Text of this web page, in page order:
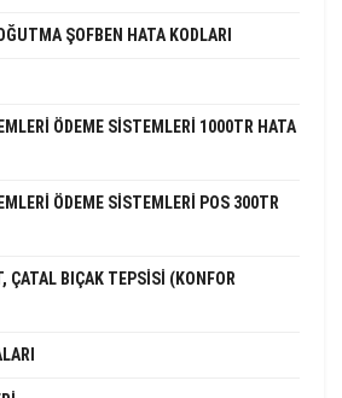
ŞOFBEN HATA KODLARI
ÖDEME SISTEMLERI 1000TR HATA
ÖDEME SISTEMLERI POS 300TR
ÇATAL BIÇAK TEPSISI (KONFOR